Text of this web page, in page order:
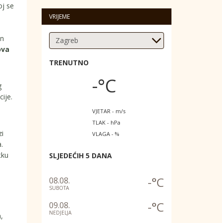
se
VRIJEME
TRENUTNO
-°C
VJETAR - m/s
TLAK - hPa
VLAGA - %
SLJEDEĆIH 5 DANA
08.08.
SUBOTA -°C
09.08.
NEDJELJA -°C